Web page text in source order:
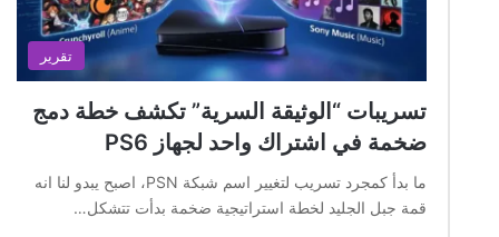
تقرير
تسريبات “الوثيقة السرية” تكشف خطة دمج
ضخمة في اشتراك واحد لجهاز PS6
ما بدأ كمجرد تسريب لتغيير اسم شبكة PSN، اصبح يبدو لنا انه
قمة جبل الجليد لخطة استراتيجية ضخمة بدأت تتشكل…